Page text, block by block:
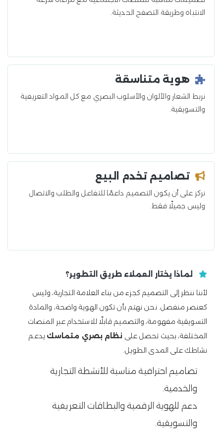
الانتباه وطريقة التصفح الحديثة.
هوية متناسقة
نربط الشعار والألوان والأسلوب البصري مع كل المواد التعريفية
والتسويقية.
تصاميم تخدم البيع
نركز على أن يكون التصميم داعمًا للتفاعل والطلب والاتصال
وليس جميلًا فقط.
لماذا يختار العملاء طريق التطوير؟
لأننا ننظر إلى التصميم كجزء من بناء العلامة التجارية، وليس
كعنصر منفصل. نحن نهتم بأن تكون الهوية واضحة، والمادة
التسويقية مفهومة، والتصميم قابلًا للاستخدام عبر المنصات
المختلفة، بحيث تحصل على نظام بصري متماسك يدعم
نشاطك على المدى الطويل.
تصاميم احترافية مناسبة للأنشطة التجارية
والخدمية.
دعم للهوية الرقمية والبطاقات التعريفية
والتسويقية.